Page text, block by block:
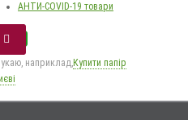
АНТИ-COVID-19 товари
наприклад,Купити папір